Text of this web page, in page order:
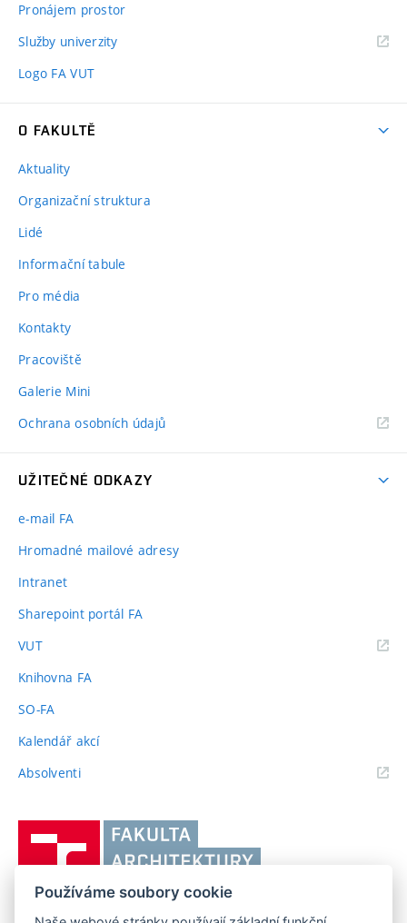
Pronájem prostor
Služby univerzity
Logo FA VUT
O FAKULTĚ
Aktuality
Organizační struktura
Lidé
Informační tabule
Pro média
Kontakty
Pracoviště
Galerie Mini
Ochrana osobních údajů
UŽITEČNÉ ODKAZY
e-mail FA
Hromadné mailové adresy
Intranet
Sharepoint portál FA
VUT(externí
Knihovna FA
SO-FA
Kalendář akcí
Absolventi(externí
Používáme soubory cookie